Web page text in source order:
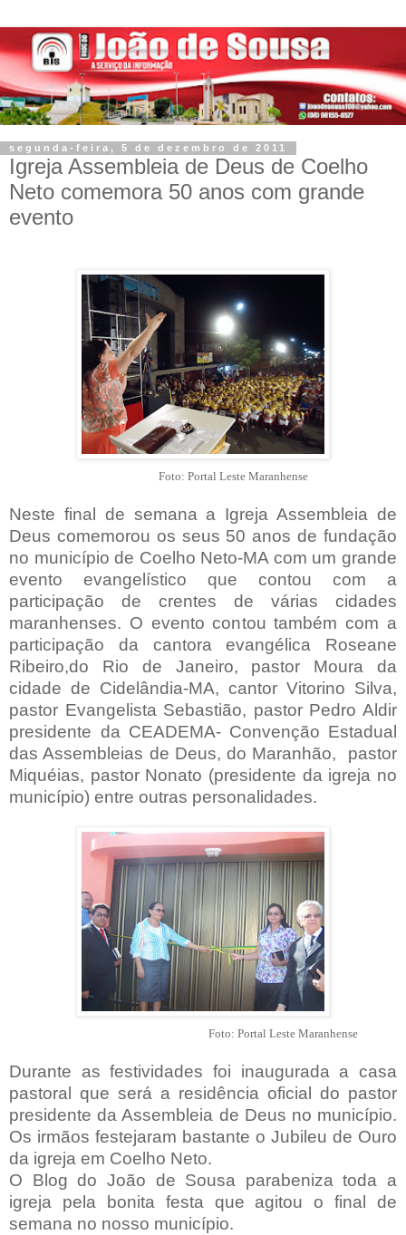
segunda-feira, 5 de dezembro de 2011
Igreja Assembleia de Deus de Coelho
Neto comemora 50 anos com grande
evento
Foto: Portal Leste Maranhense
Neste final de semana a Igreja Assembleia de
Deus comemorou os seus 50 anos de fundação
no município de Coelho Neto-MA com um grande
evento evangelístico que contou com a
participação de crentes de várias cidades
maranhenses. O evento contou também com a
participação da cantora evangélica Roseane
Ribeiro,do Rio de Janeiro, pastor Moura da
cidade de Cidelândia-MA, cantor Vitorino Silva,
pastor Evangelista Sebastião, pastor Pedro Aldir
presidente da CEADEMA- Convenção Estadual
das Assembleias de Deus, do Maranhão, pastor
Miquéias, pastor Nonato (presidente da igreja no
município) entre outras personalidades.
Foto: Portal Leste Maranhense
Durante as festividades foi inaugurada a casa
pastoral que será a residência oficial do pastor
presidente da Assembleia de Deus no município.
Os irmãos festejaram bastante o Jubileu de Ouro
da igreja em Coelho Neto.
O Blog do João de Sousa parabeniza toda a
igreja pela bonita festa que agitou o final de
semana no nosso município.